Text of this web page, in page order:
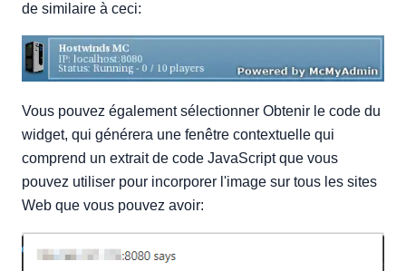
de similaire à ceci:
Vous pouvez également sélectionner Obtenir le code du
widget, qui générera une fenêtre contextuelle qui
comprend un extrait de code JavaScript que vous
pouvez utiliser pour incorporer l'image sur tous les sites
Web que vous pouvez avoir: